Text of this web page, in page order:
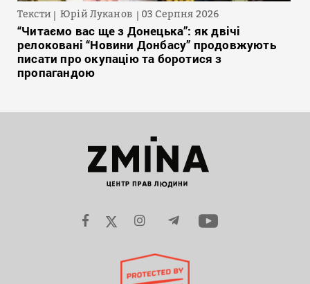
Тексти Юрій Луканов 03 Серпня 2026
“Читаємо вас ще з Донецька”: як двічі
релоковані “Новини Донбасу” продовжують
писати про окупацію та боротися з
пропагандою